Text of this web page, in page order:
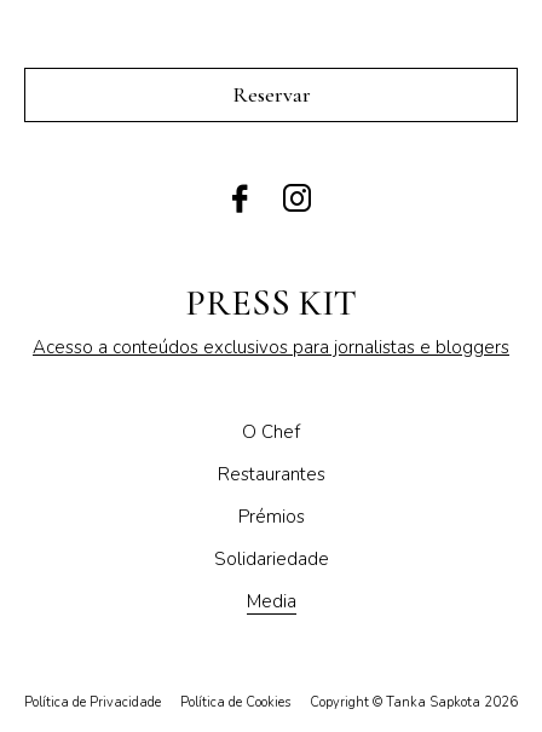
Reservar
PRESS KIT
Acesso a conteúdos exclusivos para jornalistas e bloggers
O Chef
Restaurantes
Prémios
Solidariedade
Media
Política de Privacidade Política de Cookies Copyright © Tanka Sapkota 2026